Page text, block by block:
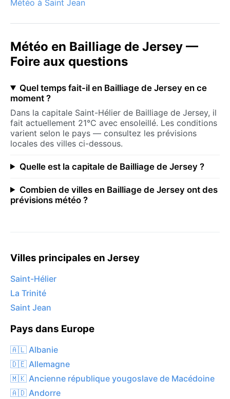
Météo à Saint Jean
Météo en Bailliage de Jersey —
Foire aux questions
Quel temps fait-il en Bailliage de Jersey en ce
moment ?
Dans la capitale Saint-Hélier de Bailliage de Jersey, il
fait actuellement 21°C avec ensoleillé. Les conditions
varient selon le pays — consultez les prévisions
locales des villes ci-dessous.
Quelle est la capitale de Bailliage de Jersey ?
Combien de villes en Bailliage de Jersey ont des
prévisions météo ?
Villes principales en Jersey
Saint-Hélier
La Trinité
Saint Jean
Pays dans Europe
🇦🇱 Albanie
🇩🇪 Allemagne
🇲🇰 Ancienne république yougoslave de Macédoine
🇦🇩 Andorre